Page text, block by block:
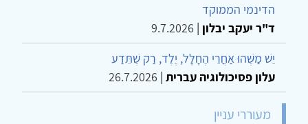
הדינמי הממוקד
ד"ר יעקב יבלון |
9.7.2026
יֵשׁ מַשֶּׁהוּ אַחֲרֵי הֶחָלָל, יֶלֶד, רַק שֶׁתֵּדַע
עלון פסיכולוגיה עברית |
26.7.2026
מעוררי עניין